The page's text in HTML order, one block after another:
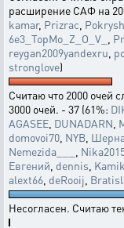
расширение САФ на
kamar, Prizrac
6e3_TopMo_Z_O_V_
reygan2009yandexru
stronglove)
Считаю что 2000 очей
3000 очей. - 37 (61%:
AGASEE DUNADARN
domovoi70 NYB
Nemezida___
Евгений dennis
alext66 deRooij
Несогласен. Считаю